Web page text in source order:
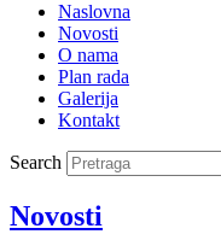
Naslovna
Novosti
O nama
Plan rada
Galerija
Kontakt
Search
Novosti